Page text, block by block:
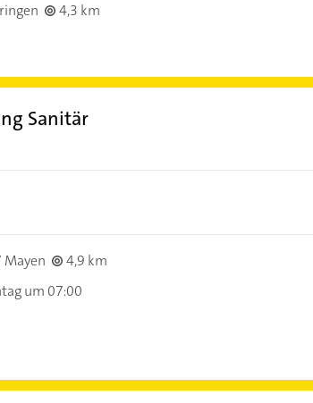
4,3 km
Sanitär
Mayen
4,9 km
um 07:00